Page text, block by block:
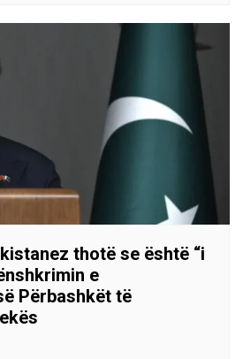
thotë se është “i
e
Përbashkët të